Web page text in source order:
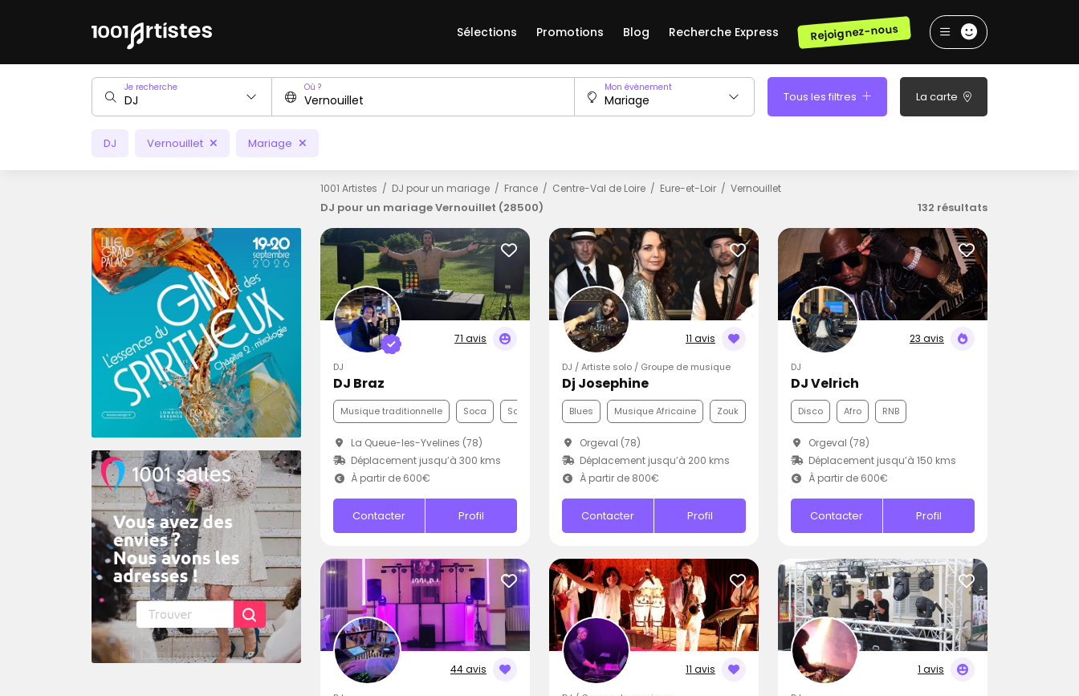
Sélections Promotions Blog Recherche Express Rejoignez-nous
Je recherche Où ? Mon événement
Tous les filtres La carte
DJ Vernouillet Mariage
1001 Artistes DJ pour un mariage France Centre-Val de Loire Eure-et-Loir Vernouillet
DJ pour un mariage Vernouillet (28500) 132 résultats
71 avis
DJ
DJ Braz
Musique traditionnelle Soca Samba
La Queue-les-Yvelines (78)
Déplacement jusqu’à 300 kms
À partir de 600€
Contacter Profil
11 avis
DJ / Artiste solo / Groupe de musique
Dj Josephine
Blues Musique Africaine Zouk
Orgeval (78)
Déplacement jusqu’à 200 kms
À partir de 800€
Contacter Profil
23 avis
DJ
DJ Velrich
Disco Afro RNB
Orgeval (78)
Déplacement jusqu’à 150 kms
À partir de 600€
Contacter Profil
44 avis 11 avis 1 avis